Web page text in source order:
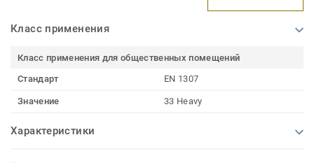
Класс применения
Класс применения для общественных помещений
Стандарт
EN 1307
Значение 33 Heavy
Характеристики